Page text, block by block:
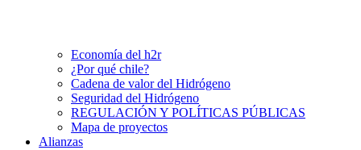
Economía del h2r
¿Por qué chile?
Cadena de valor del Hidrógeno
Seguridad del Hidrógeno
REGULACIÓN Y POLÍTICAS PÚBLICAS
Mapa de proyectos
Alianzas